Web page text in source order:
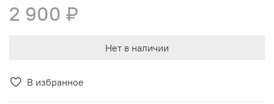
В избранное
2 900 ₽
Нет в наличии